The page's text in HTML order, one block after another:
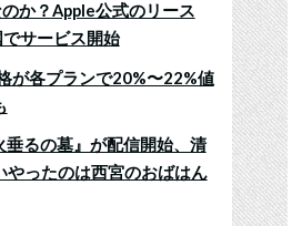
か？Apple公式のリース
サービス開始
が各プランで20%〜22%値
るの墓』が配信開始、清
やったのは西宮のおばはん